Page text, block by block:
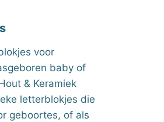
voor
baby of
& Keramiek
letterblokjes die
geboortes, of als